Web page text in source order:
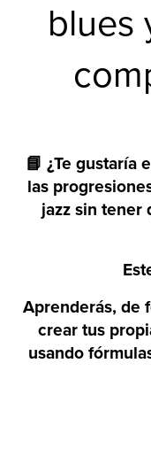
blues
📘 ¿Te gustaría
las
jazz sin tener
Aprenderás, de
crear tus
usando